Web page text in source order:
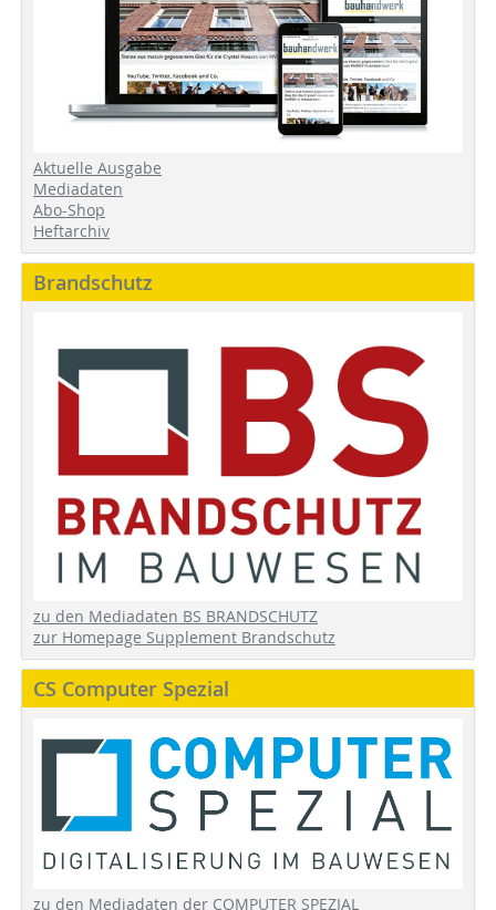
Aktuelle Ausgabe
Mediadaten
Abo-Shop
Heftarchiv
Brandschutz
zu den Mediadaten BS BRANDSCHUTZ
zur Homepage Supplement Brandschutz
CS Computer Spezial
zu den Mediadaten der COMPUTER SPEZIAL